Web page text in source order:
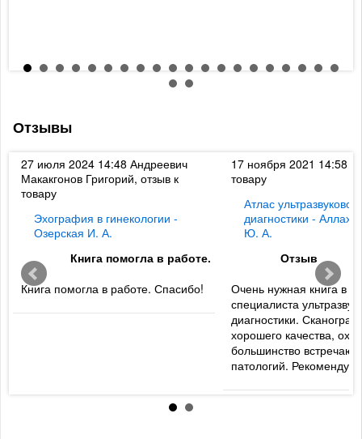
Отзывы
27 июля 2024 14:48 Андреевич
Макакгонов Григорий, отзыв к
товару
Эхография в гинекологии -
Озерская И. А.
Книга помогла в работе.
Книга помогла в работе. Спасибо!
17 ноября 2021 14:58
товару
Атлас ультразвуковой
диагностики -
Ю. А.
Отзыв
Очень нужная книга в
специалиста
диагностики.
хорошего качества,
большинство
патологий. Рекомендую